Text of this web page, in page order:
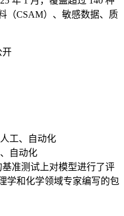
（CSAM）、敏感数据、质
开
工、自动化
自动化
准测试上对模型进行了评
学和化学领域专家编写的包